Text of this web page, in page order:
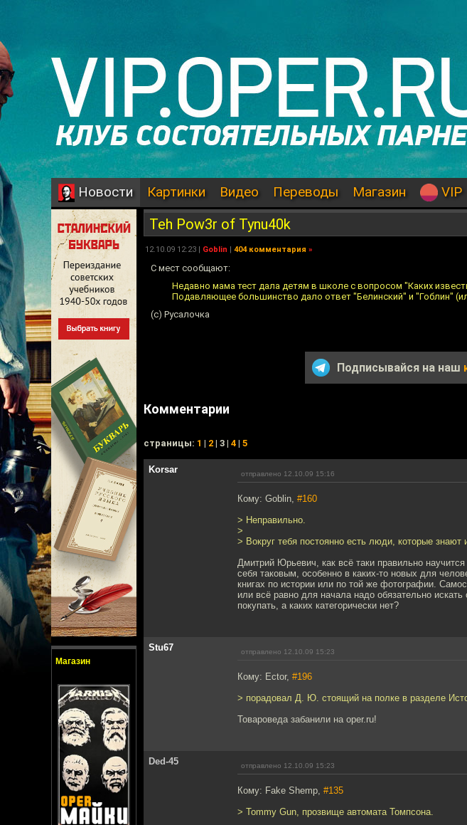
Новости Картинки Видео Переводы Магазин VIP
Магазин
Teh Pow3r of Tynu40k
12.10.09 12:23 | Goblin | 404 комментария »
С мест сообщают:
Недавно мама тест дала детям в школе с вопросом "Каких
Подавляющее большинство дало ответ "Белинский" и "Гоблин"
(c) Русалочка
Подписывайся на наш
Комментарии
cтраницы: 1 | 2 | 3 | 4 | 5
Korsar отправлено 12.10.09 15:16
Кому: Goblin, #160
> Неправильно.
>
> Вокруг тебя постоянно есть люди, которые
Дмитрий Юрьевич, как всё таки правильно
себя таковым, особенно в каких-то новых для
книгах по истории или по той же фотографии.
или всё равно для начала надо обязательно
покупать, а каких категорически нет?
Stu67 отправлено 12.10.09 15:23
Кому: Ector, #196
> порадовал Д. Ю. стоящий на полке в разделе
Товароведа забанили на oper.ru!
Ded-45 отправлено 12.10.09 15:23
Кому: Fake Shemp, #135
> Tommy Gun, прозвище автомата Томпсона.